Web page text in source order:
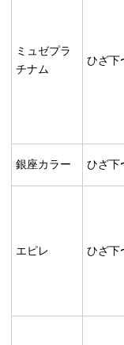
ミュゼプラ
チナム
ひざ下
銀座カラー ひざ下
エピレ ひざ下